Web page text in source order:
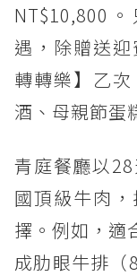
NT$10,800
遇，除贈送
轉轉樂】乙
酒、母親節蛋
青庭餐廳以
國頂級牛肉
擇。例如，適
成肋眼牛排（